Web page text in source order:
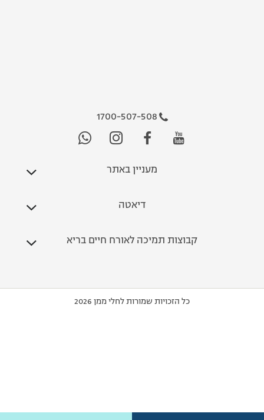
1700-507-508
מעניין באתר
דיאטה
קבוצות תמיכה לאורח חיים בריא
כל הזכויות שמורות לחלי ממן 2026